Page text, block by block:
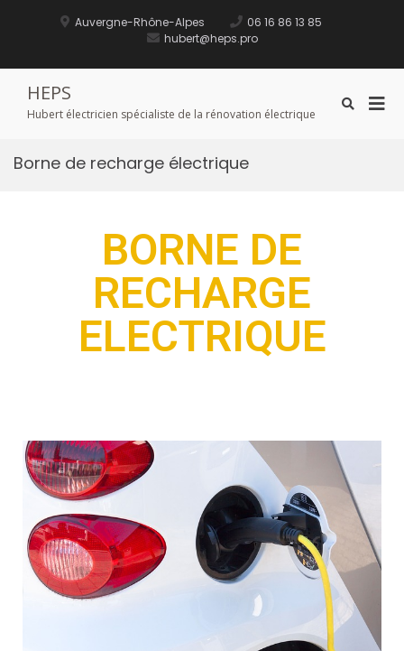
Auvergne-Rhône-Alpes
06 16 86 13 85
hubert@heps.pro
HEPS
Hubert électricien spécialiste de la rénovation électrique
Borne de recharge électrique
BORNE DE
RECHARGE
ELECTRIQUE